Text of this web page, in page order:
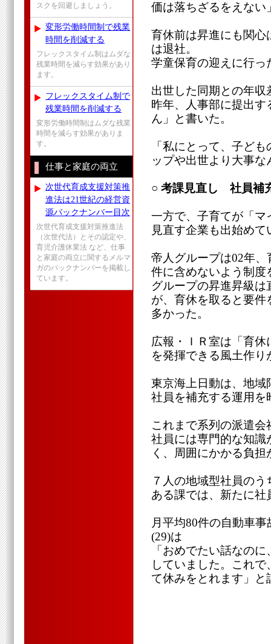
価は落ちざるをえない
育休前は昇進にも関心
は退社。
学童保育の迎えに行っ
出世した同期との年収
昨年、人事部に提出
ん」と書いた。
「私にとって、子ど
ップや出世より大事な
○ 考課見直し 社員補
一方で、子育てが「マ
見直す企業も出始めて
帝人グループは02年
件に含めないよう制度
グループの昇進昇級
が、育休を取ると要
多かった。
広報・ＩＲ室は「育
を発揮できる風土作り
東京海上日動は、地域
社員を補充する運用を
これまで系列の派遣
社員には専門的な知識
く、周囲にかかる負
７人の地域型社員の
ある課では、新たに
月平均80件の自動車
(29)は
「おめでたい話なの
していました。これ
て休みをとれます」と
スクを回避しましょう。
変形労働時間制で残業
時間を削減する
フレックスタイム制はムダな
残業時間を減らす効果があり
ます。
フレックスタイム制で
残業時間を削減する
変形労働時間制はムダな残業
時間を減らす効果がありま
す。
仕事と家庭の両立
次世代育成支援対策推
進法は21世紀の経営資
源バックナンバー目次
次世代育成支援対策推進法
（次世代法）とその認定や、
育児介護休業法 など、仕事
と家庭の両立に関するメルマ
ガのバックナンバーを掲載し
ています。